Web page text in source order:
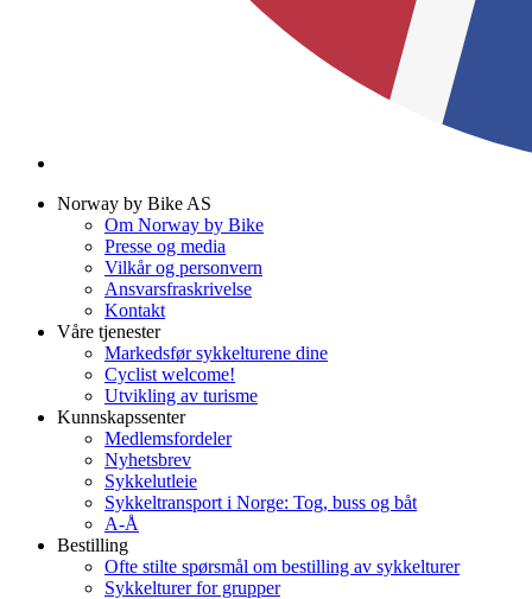
Norway by Bike AS
Om Norway by Bike
Presse og media
Vilkår og personvern
Ansvarsfraskrivelse
Kontakt
Våre tjenester
Markedsfør sykkelturene dine
Cyclist welcome!
Utvikling av turisme
Kunnskapssenter
Medlemsfordeler
Nyhetsbrev
Sykkelutleie
Sykkeltransport i Norge: Tog, buss og båt
A-Å
Bestilling
Ofte stilte spørsmål om bestilling av sykkelturer
Sykkelturer for grupper